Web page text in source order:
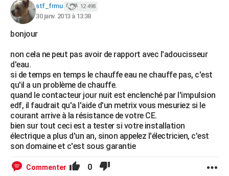
S'inscrire
Se connecter
Lycées
Collèges
Primaires
Universités
Entreprises
Service militaire
Avis de recherche
AVIS DE DÉCÈS
stf_frmu 12 498
30 janv. 2013 à 13:38
bonjour
non cela ne peut pas avoir de rapport avec l'adoucisseur
d'eau.
si de temps en temps le chauffe eau ne chauffe pas, c'est
qu'il a un problème de chauffe.
quand le contacteur jour nuit est enclenché par l'impulsion
edf, il faudrait qu'a l'aide d'un metrix vous mesuriez si le
courant arrive à la résistance de votre CE.
bien sur tout ceci est a tester si votre installation
électrique a plus d'un an, sinon appelez l'électricien, c'est
son domaine et c'est sous garantie
Commenter 0